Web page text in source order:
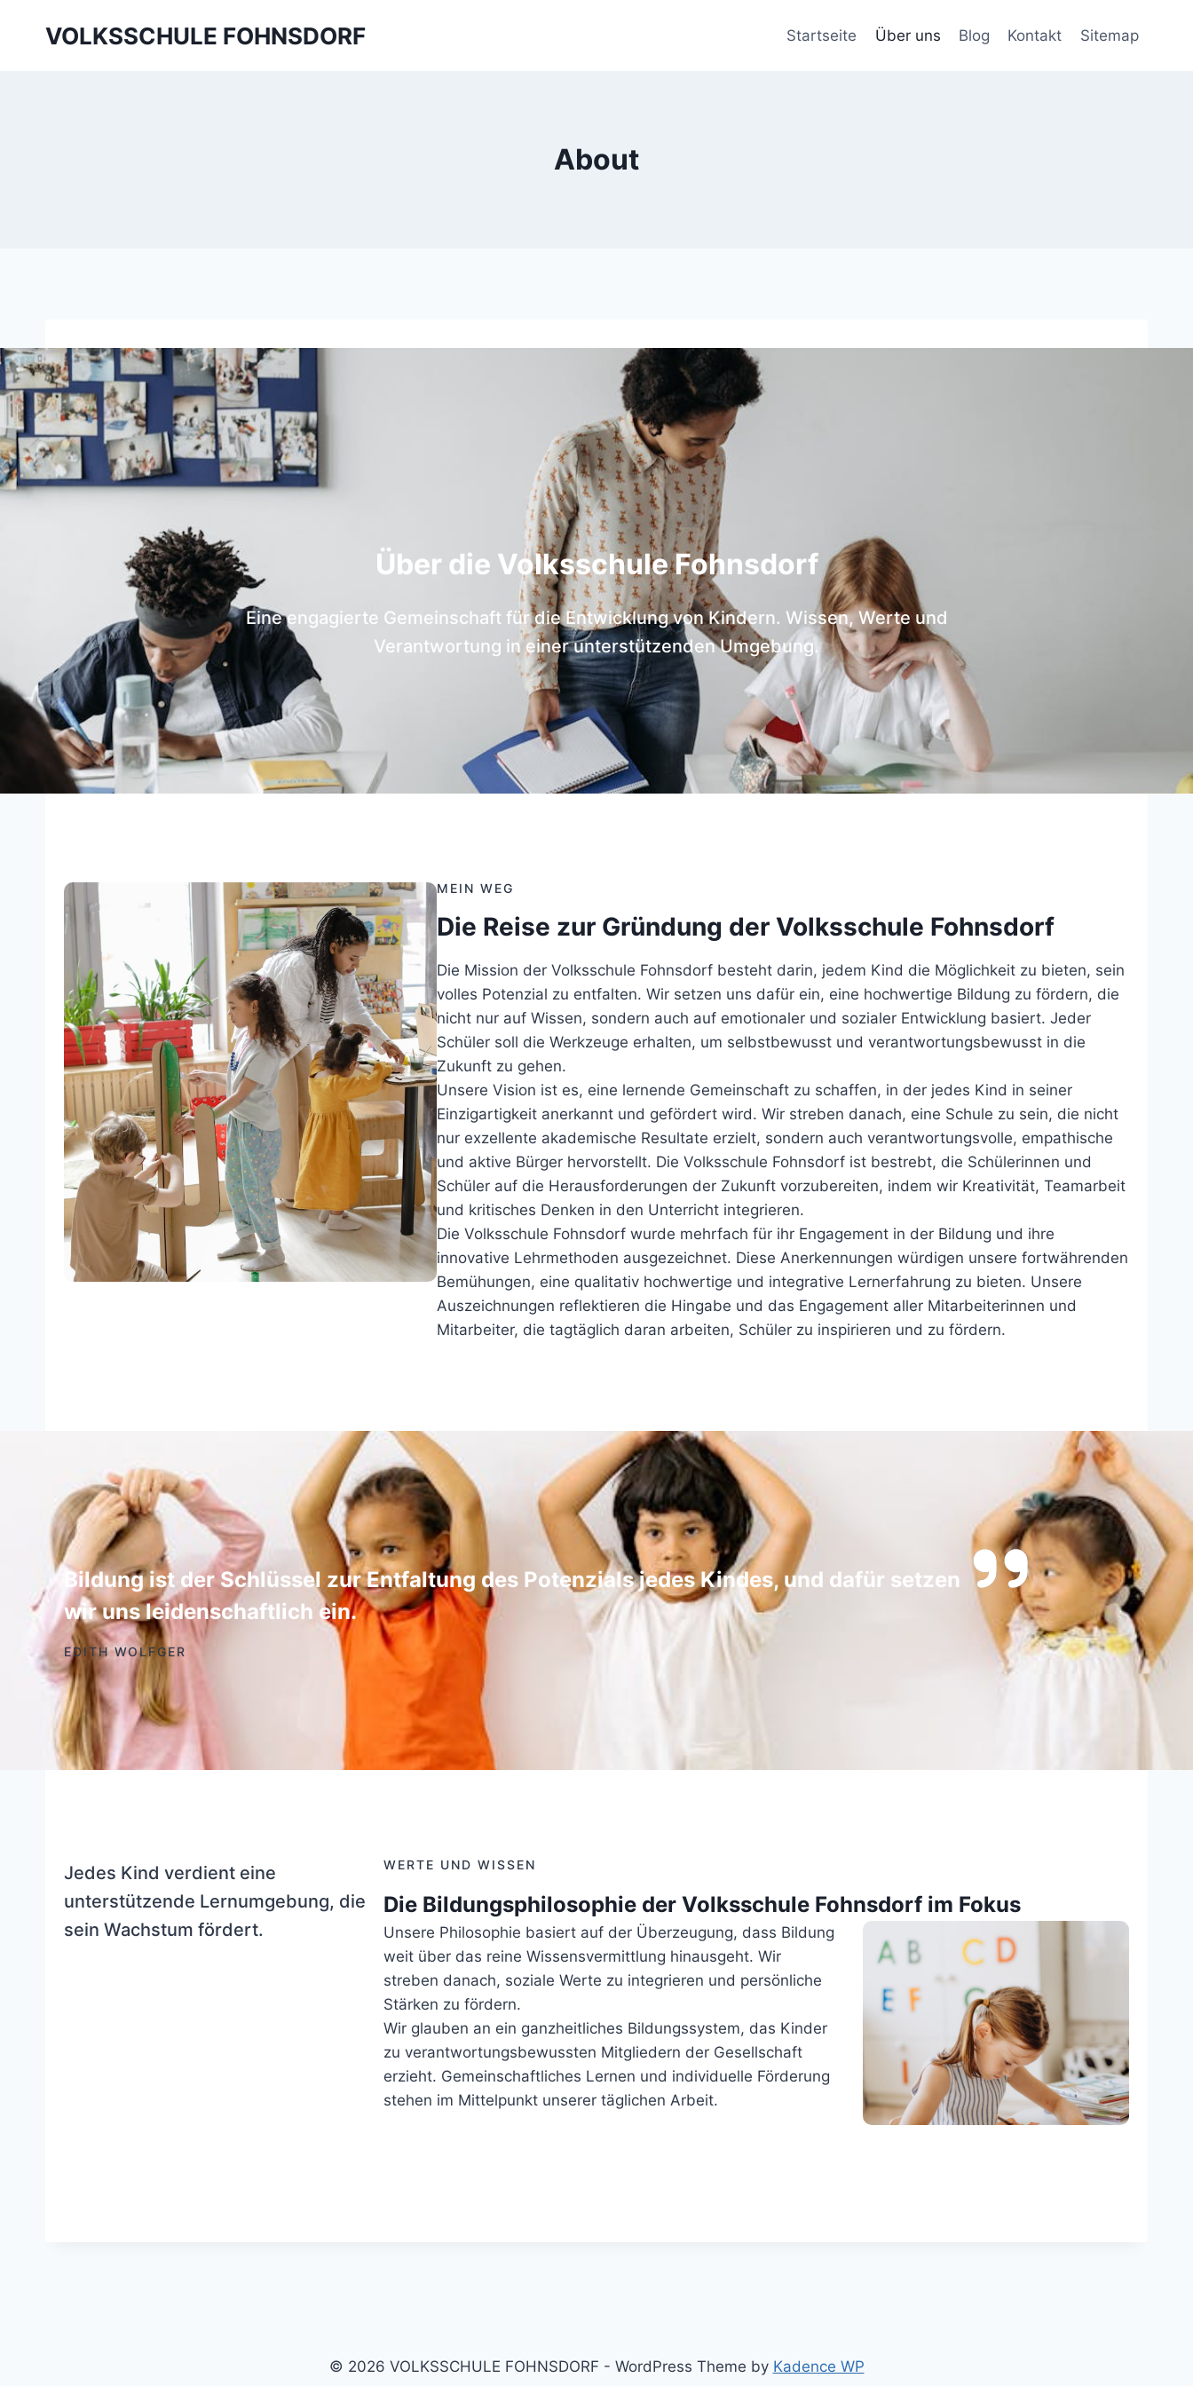
VOLKSSCHULE FOHNSDORF Startseite Über uns Blog Kontakt Sitemap
About
Über die Volksschule Fohnsdorf
Eine engagierte Gemeinschaft für die Entwicklung von Kindern. Wissen, Werte und
Verantwortung in einer unterstützenden Umgebung.
MEIN WEG
Die Reise zur Gründung der Volksschule Fohnsdorf
Die Mission der Volksschule Fohnsdorf besteht darin, jedem Kind die Möglichkeit zu bieten, sein
volles Potenzial zu entfalten. Wir setzen uns dafür ein, eine hochwertige Bildung zu fördern, die
nicht nur auf Wissen, sondern auch auf emotionaler und sozialer Entwicklung basiert. Jeder
Schüler soll die Werkzeuge erhalten, um selbstbewusst und verantwortungsbewusst in die
Zukunft zu gehen.
Unsere Vision ist es, eine lernende Gemeinschaft zu schaffen, in der jedes Kind in seiner
Einzigartigkeit anerkannt und gefördert wird. Wir streben danach, eine Schule zu sein, die nicht
nur exzellente akademische Resultate erzielt, sondern auch verantwortungsvolle, empathische
und aktive Bürger hervorstellt. Die Volksschule Fohnsdorf ist bestrebt, die Schülerinnen und
Schüler auf die Herausforderungen der Zukunft vorzubereiten, indem wir Kreativität, Teamarbeit
und kritisches Denken in den Unterricht integrieren.
Die Volksschule Fohnsdorf wurde mehrfach für ihr Engagement in der Bildung und ihre
innovative Lehrmethoden ausgezeichnet. Diese Anerkennungen würdigen unsere fortwährenden
Bemühungen, eine qualitativ hochwertige und integrative Lernerfahrung zu bieten. Unsere
Auszeichnungen reflektieren die Hingabe und das Engagement aller Mitarbeiterinnen und
Mitarbeiter, die tagtäglich daran arbeiten, Schüler zu inspirieren und zu fördern.
Bildung ist der Schlüssel zur Entfaltung des Potenzials jedes Kindes, und dafür setzen
wir uns leidenschaftlich ein.
EDITH WOLFGER
Jedes Kind verdient eine
unterstützende Lernumgebung, die
sein Wachstum fördert.
WERTE UND WISSEN
Die Bildungsphilosophie der Volksschule Fohnsdorf im Fokus
Unsere Philosophie basiert auf der Überzeugung, dass Bildung
weit über das reine Wissensvermittlung hinausgeht. Wir
streben danach, soziale Werte zu integrieren und persönliche
Stärken zu fördern.
Wir glauben an ein ganzheitliches Bildungssystem, das Kinder
zu verantwortungsbewussten Mitgliedern der Gesellschaft
erzieht. Gemeinschaftliches Lernen und individuelle Förderung
stehen im Mittelpunkt unserer täglichen Arbeit.
© 2026 VOLKSSCHULE FOHNSDORF - WordPress Theme by Kadence WP